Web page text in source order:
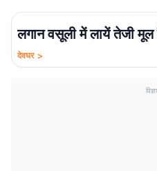
लगान वसूली में लायें तेजी
देवघर >